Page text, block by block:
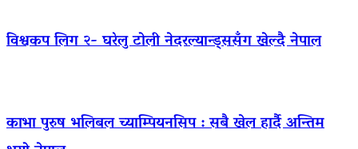
विश्वकप लिग २- घरेलु टोली नेदरल्यान्ड्ससँग खेल्दै नेपाल
काभा पुरुष भलिबल च्याम्पियनसिप : सबै खेल हार्दै अन्तिम